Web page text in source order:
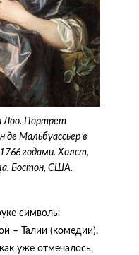
Лоо. Портрет
де Мальбуассьер в
годами. Холст,
Бостон, США.
символы
– Талии (комедии).
уже отмечалось,